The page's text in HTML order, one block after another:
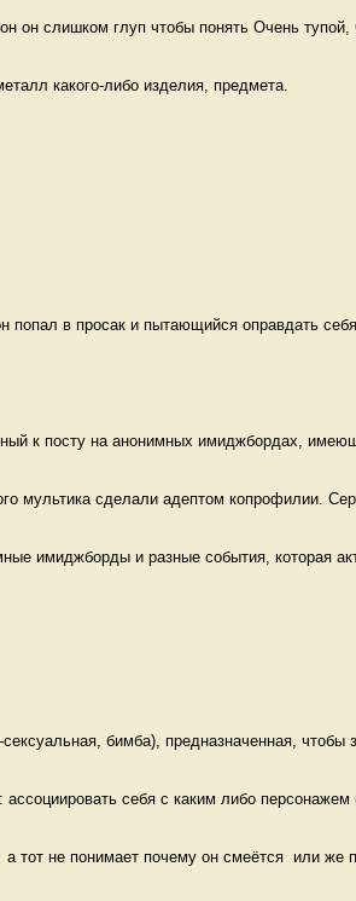
он слишком глуп чтобы понять Очень тупой,
какого-либо изделия, предмета.
в просак и пытающийся оправдать
к посту на анонимных имиджбордах,
мультика сделали адептом копрофилии.
имиджборды и разные события, которая
бимба), предназначенная, чтобы
себя с каким либо персонажем
тот не понимает почему он смеётся  или же